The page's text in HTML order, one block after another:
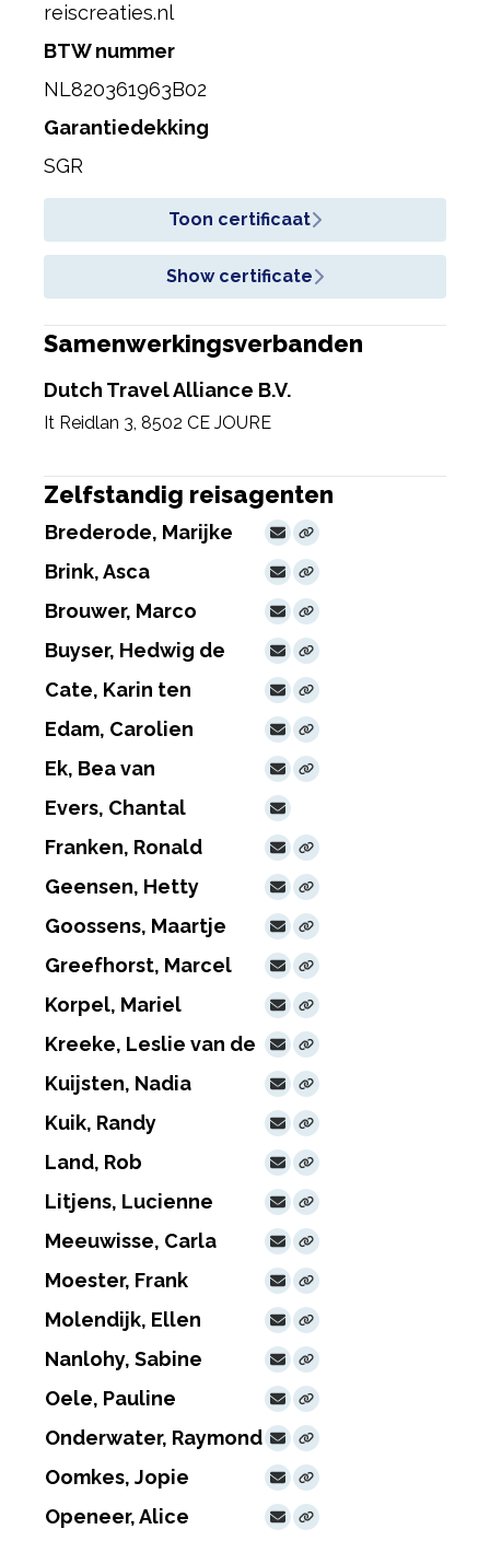
reiscreaties.nl
BTW nummer
NL820361963B02
Garantiedekking
SGR
Toon certificaat
Show certificate
Samenwerkingsverbanden
Dutch Travel Alliance B.V.
It Reidlan 3, 8502 CE JOURE
Zelfstandig reisagenten
Brederode, Marijke
Brink, Asca
Brouwer, Marco
Buyser, Hedwig de
Cate, Karin ten
Edam, Carolien
Ek, Bea van
Evers, Chantal
Franken, Ronald
Geensen, Hetty
Goossens, Maartje
Greefhorst, Marcel
Korpel, Mariel
Kreeke, Leslie van de
Kuijsten, Nadia
Kuik, Randy
Land, Rob
Litjens, Lucienne
Meeuwisse, Carla
Moester, Frank
Molendijk, Ellen
Nanlohy, Sabine
Oele, Pauline
Onderwater, Raymond
Oomkes, Jopie
Openeer, Alice